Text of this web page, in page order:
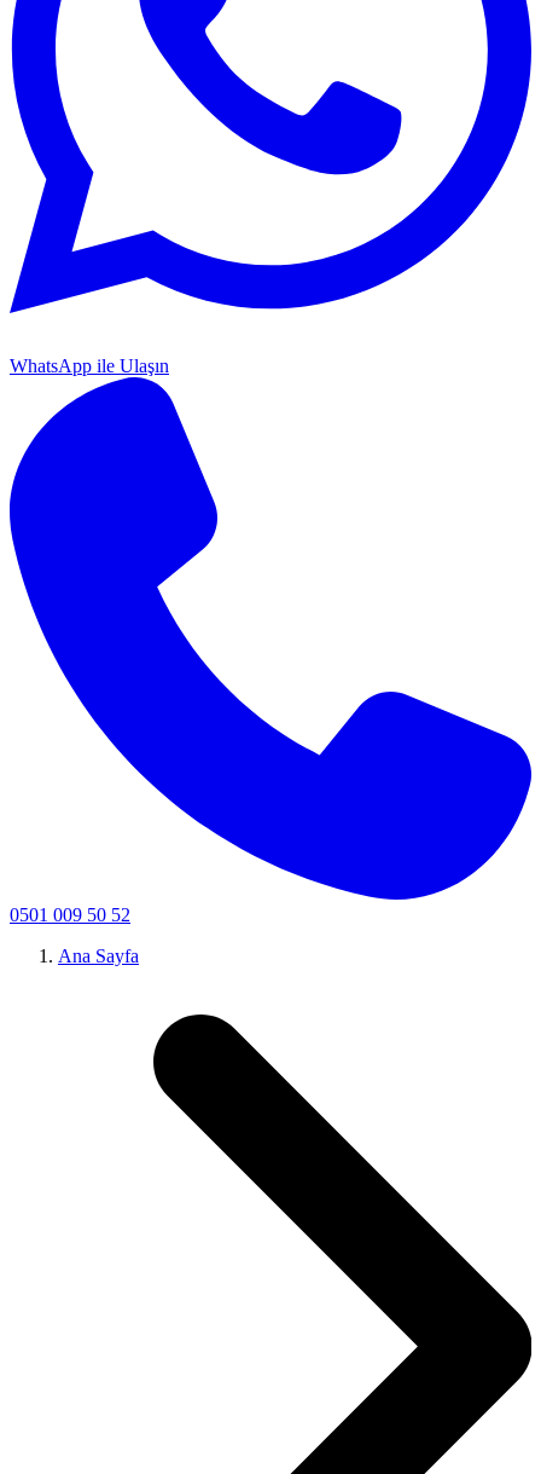
WhatsApp ile Ulaşın
0501 009 50 52
Ana Sayfa